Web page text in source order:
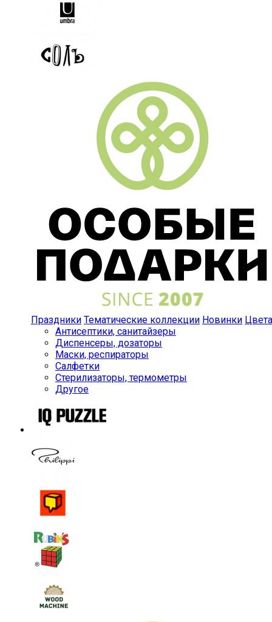
Праздники Тематические коллекции Новинки Цвета
Антисептики, санитайзеры
Диспенсеры, дозаторы
Маски, респираторы
Салфетки
Стерилизаторы, термометры
Другое